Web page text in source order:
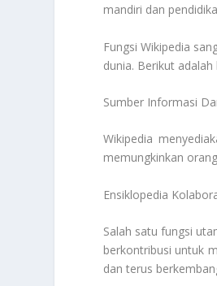
mandiri dan
Fungsi Wikipedia
dunia. Berikut
Sumber Informasi
Wikipedia
memungkinkan
Ensiklopedia
Salah satu fungsi
berkontribusi untuk
dan terus